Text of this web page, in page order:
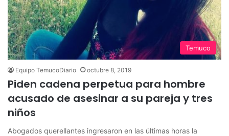
Temuco
Equipo TemucoDiario octubre 8, 2019
Piden cadena perpetua para hombre
acusado de asesinar a su pareja y tres
niños
Abogados querellantes ingresaron en las últimas horas la